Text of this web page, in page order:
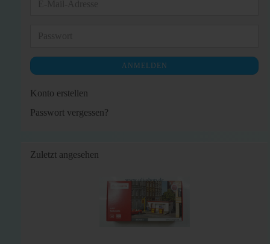
ANMELDEN
Konto erstellen
Passwort vergessen?
Zuletzt angesehen